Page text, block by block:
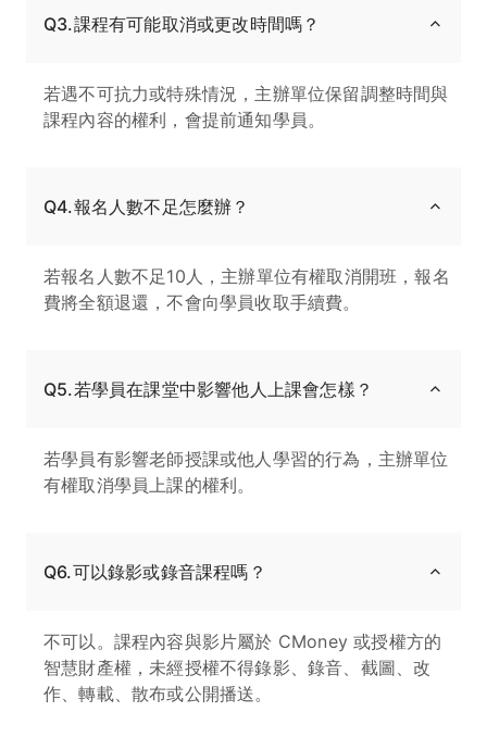
Q3.課程有可能取消或更改時間嗎？
若遇不可抗力或特殊情況，主辦單位保留調整時間與
課程內容的權利，會提前通知學員。
Q4.報名人數不足怎麼辦？
若報名人數不足10人，主辦單位有權取消開班，報名
費將全額退還，不會向學員收取手續費。
Q5.若學員在課堂中影響他人上課會怎樣？
若學員有影響老師授課或他人學習的行為，主辦單位
有權取消學員上課的權利。
Q6.可以錄影或錄音課程嗎？
不可以。課程內容與影片屬於 CMoney 或授權方的
智慧財產權，未經授權不得錄影、錄音、截圖、改
作、轉載、散布或公開播送。